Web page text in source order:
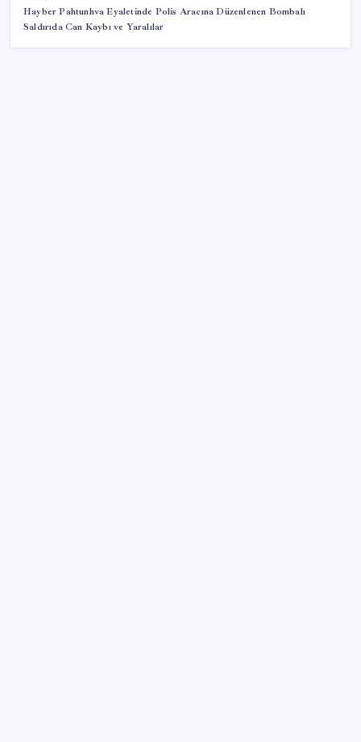
Hayber Pahtunhva Eyaletinde Polis Aracına Düzenlenen Bombalı
Saldırıda Can Kaybı ve Yaralılar